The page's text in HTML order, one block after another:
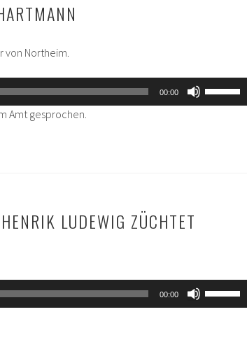
von Northeim.
00:00
Amt gesprochen.
LUDEWIG ZÜCHTET
00:00